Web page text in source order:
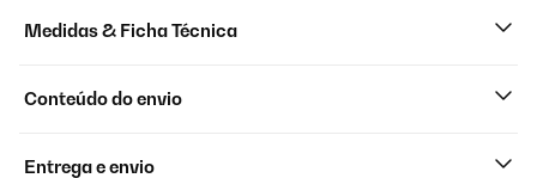
Medidas & Ficha Técnica
Conteúdo do envio
Entrega e envio